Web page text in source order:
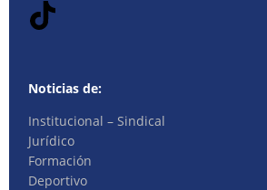
Noticias de:
Institucional – Sindical
Jurídico
Formación
Deportivo